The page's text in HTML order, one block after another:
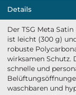
Details
Der TSG Meta
ist leicht (300 g)
robuste
wirksamen Schutz.
schnelle und
waschbaren und